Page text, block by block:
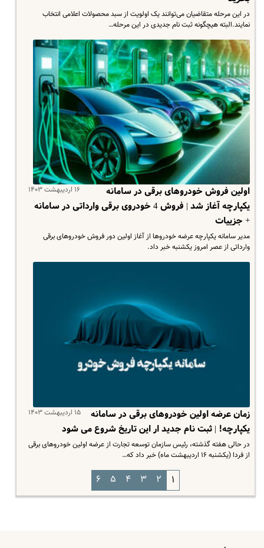
در این مرحله متقاضیان می‌توانند یک اولویت از سبد محصولات اعلامی انتخاب
نمایند.البته هیچگونه ثبت نام جدیدی در این مرحله…
۱۶ اردیبهشت ۱۴۰۳
اولین فروش خودروهای برقی در سامانه
یکپارچه آغاز شد | فروش 4 خودروی برقی وارداتی در سامانه
+ جزییات
مدیر سامانه یکپارچه عرضه خودروها از آغاز اولین دور فروش خودروهای برقی
وارداتی از عصر امروز یکشنبه خبر داد.
۱۵ اردیبهشت ۱۴۰۳
زمان عرضه اولین خودروهای برقی در سامانه
یکپارچه! | ثبت نام جدید ار این تاریخ شروع می شود
در حالی هفته گذشته، رئیس سازمان توسعه‌ تجارت از عرضه اولین خودروهای برقی
از فردا (یکشنبه ١۶ اردیبهشت ماه) خبر داد که…
۱ ۲ ۳ ۴ ۵ ۶